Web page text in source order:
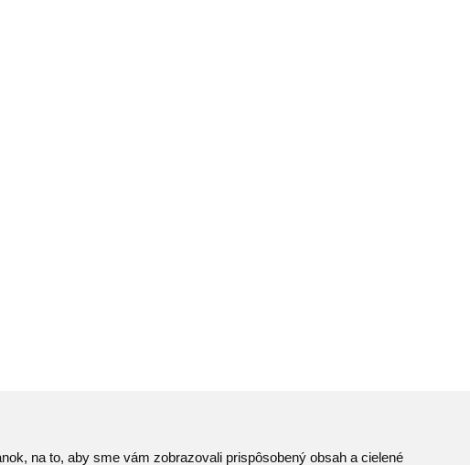
na to, aby sme vám zobrazovali prispôsobený obsah a cielené